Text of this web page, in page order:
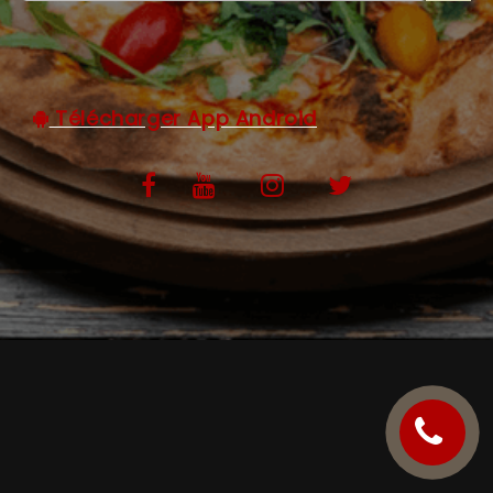
C.G.V
Télécharger App Android